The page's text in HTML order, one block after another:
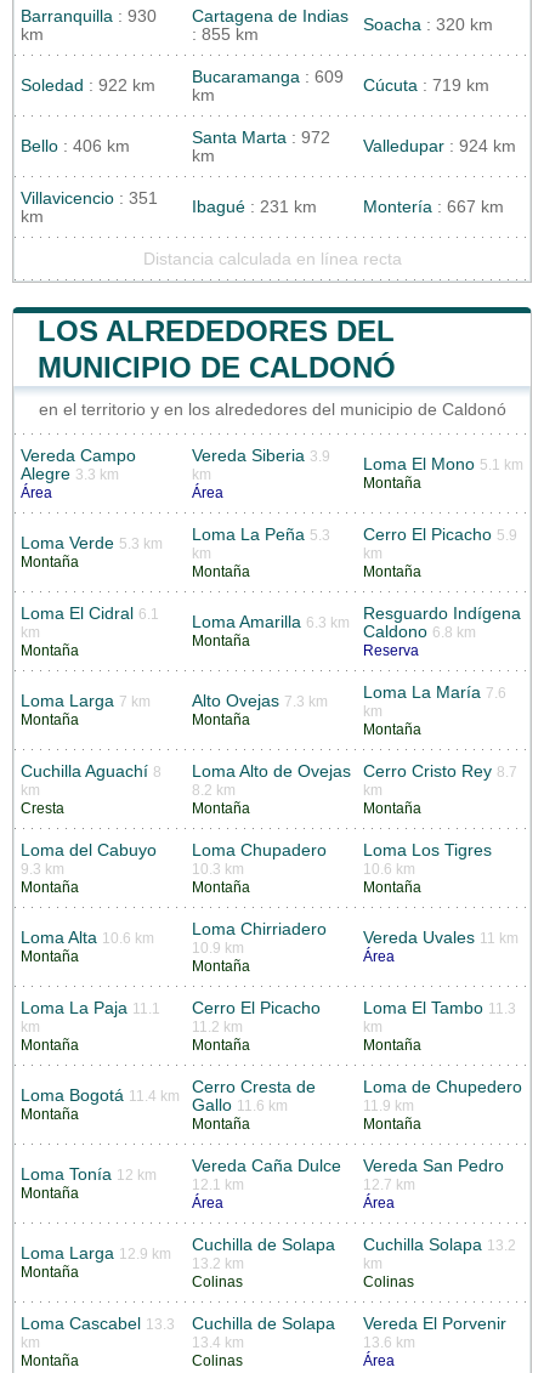
Barranquilla : 930
km
Cartagena de Indias
: 855 km
Soacha : 320 km
Soledad : 922 km Bucaramanga : 609
km
Cúcuta : 719 km
Bello : 406 km Santa Marta : 972
km
Valledupar : 924 km
Villavicencio : 351
km
Ibagué : 231 km Montería : 667 km
Distancia calculada en línea recta
LOS ALREDEDORES DEL
MUNICIPIO DE CALDONÓ
en el territorio y en los alrededores del municipio de Caldonó
Vereda Campo
Alegre 3.3 km
Área
Vereda Siberia 3.9
km
Área
Loma El Mono 5.1 km
Montaña
Loma Verde 5.3 km
Montaña
Loma La Peña 5.3
km
Montaña
Cerro El Picacho 5.9
km
Montaña
Loma El Cidral
6.1
km
Montaña
Loma Amarilla 6.3 km
Montaña
Resguardo Indígena
Caldono 6.8 km
Reserva
Loma Larga 7 km
Montaña
Alto Ovejas 7.3 km
Montaña
Loma La María 7.6
km
Montaña
Cuchilla Aguachí 8
km
Cresta
Loma Alto de Ovejas
8.2 km
Montaña
Cerro Cristo Rey 8.7
km
Montaña
Loma del Cabuyo
9.3 km
Montaña
Loma Chupadero
10.3 km
Montaña
Loma Los Tigres
10.6 km
Montaña
Loma Alta 10.6 km
Montaña
Loma Chirriadero
10.9 km
Montaña
Vereda Uvales 11 km
Área
Loma La Paja 11.1
km
Montaña
Cerro El Picacho
11.2 km
Montaña
Loma El Tambo 11.3
km
Montaña
Loma Bogotá 11.4 km
Montaña
Cerro Cresta de
Gallo 11.6 km
Montaña
Loma de Chupedero
11.9 km
Montaña
Loma Tonía 12 km
Montaña
Vereda Caña Dulce
12.1 km
Área
Vereda San Pedro
12.7 km
Área
Loma Larga 12.9 km
Montaña
Cuchilla de Solapa
13.2 km
Colinas
Cuchilla Solapa 13.2
km
Colinas
Loma Cascabel
13.3
km
Montaña
Cuchilla de Solapa
13.4 km
Colinas
Vereda El Porvenir
13.6 km
Área